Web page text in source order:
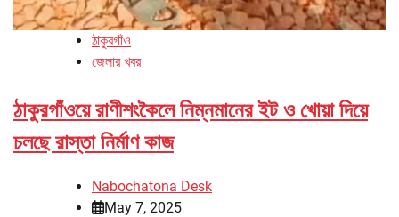
ঠাকুরগাঁও
জেলার খবর
ঠাকুরগাঁওয়ে রাণীশংকৈলে নিম্নমানের ইট ও খোয়া দিয়ে
চলছে রাস্তা নির্মাণ কাজ
Nabochatona Desk
May 7, 2025